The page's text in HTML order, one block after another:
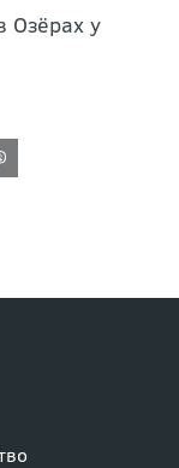
Озёрах у